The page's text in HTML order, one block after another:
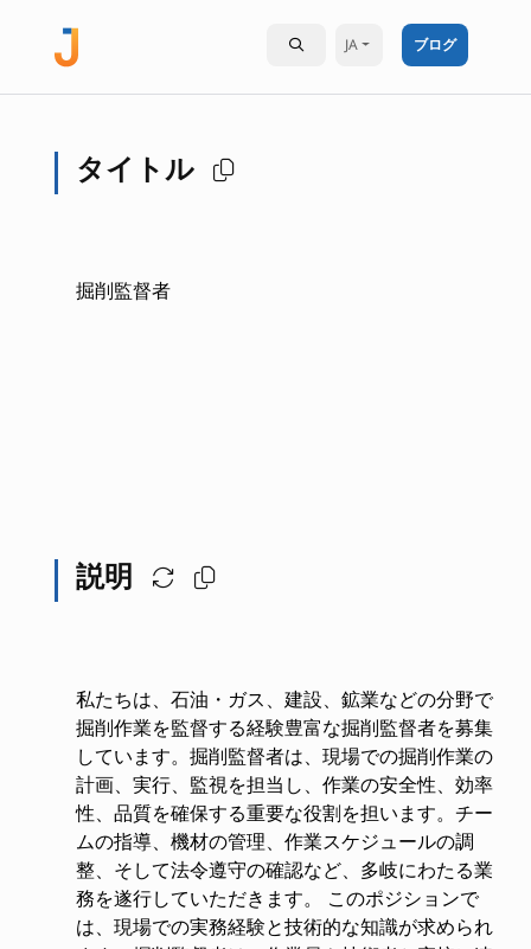
JA ブログ
タイトル
掘削監督者
説明
私たちは、石油・ガス、建設、鉱業などの分野で
掘削作業を監督する経験豊富な掘削監督者を募集
しています。掘削監督者は、現場での掘削作業の
計画、実行、監視を担当し、作業の安全性、効率
性、品質を確保する重要な役割を担います。チー
ムの指導、機材の管理、作業スケジュールの調
整、そして法令遵守の確認など、多岐にわたる業
務を遂行していただきます。 このポジションで
は、現場での実務経験と技術的な知識が求められ